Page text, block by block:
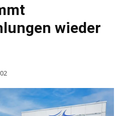
wieder